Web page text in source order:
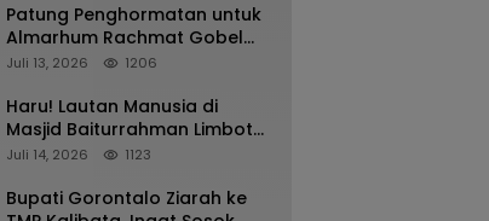
Nunggak
Patung Penghormatan untuk
Almarhum Rachmat Gobel
Digagas, Ini Tiga Lokasi yang
Juli 13, 2026 1206
Haru! Lautan Manusia di
Masjid Baiturrahman Limboto,
Kirim Doa untuk Almarhum
Juli 14, 2026 1123
Bupati Gorontalo Ziarah ke